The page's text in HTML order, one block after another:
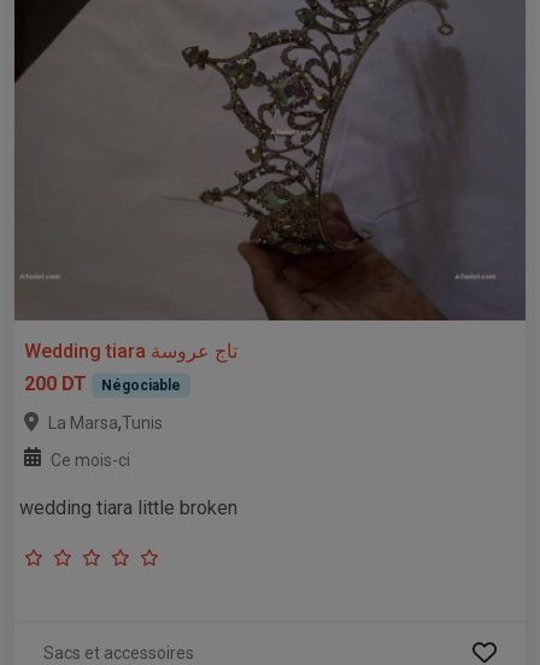
Wedding tiara تاج عروسة
200 DT
Négociable
La Marsa,Tunis
Ce mois-ci
wedding tiara little broken
Sacs et accessoires